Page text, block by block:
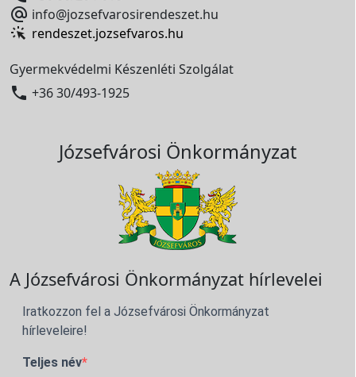
 info@jozsefvarosirendeszet.hu
rendeszet.jozsefvaros.hu
Gyermekvédelmi Készenléti Szolgálat
 +36 30/493-1925
Józsefvárosi Önkormányzat
A Józsefvárosi Önkormányzat hírlevelei
Iratkozzon fel a Józsefvárosi Önkormányzat
hírleveleire!
Teljes név